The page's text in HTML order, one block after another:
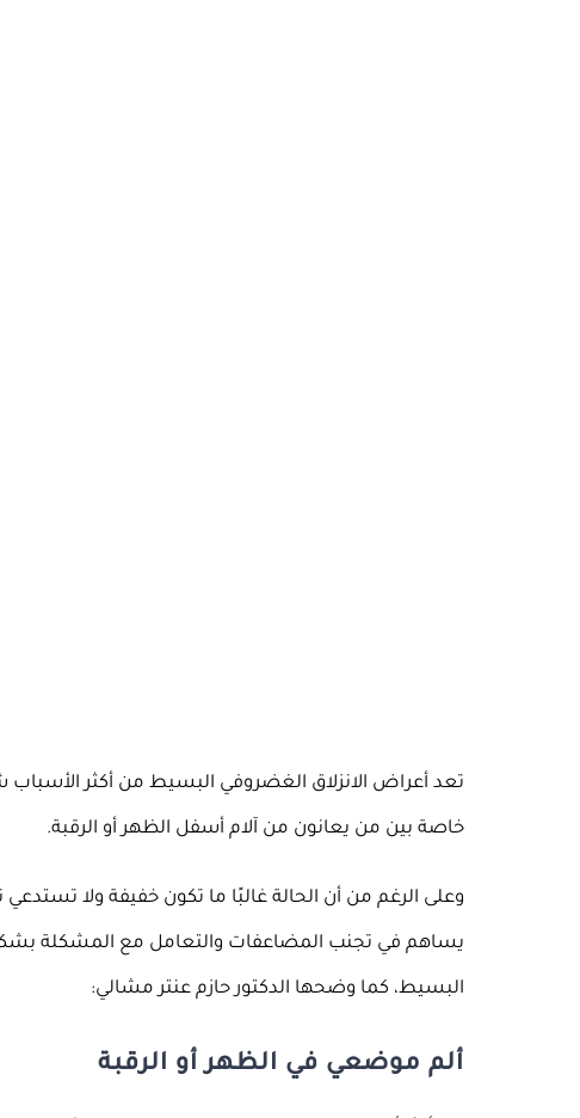
تعد أعراض الانزلاق الغضروفي البسيط من أكثر الأسباب
خاصة بين من يعانون من آلام أسفل الظهر أو الرقبة.
وعلى الرغم من أن الحالة غالبًا ما تكون خفيفة ولا تستدعي
يساهم في تجنب المضاعفات والتعامل مع المشكلة
البسيط، كما وضحها الدكتور حازم عنتر مشالي:
ألم موضعي في الظهر أو الرقبة